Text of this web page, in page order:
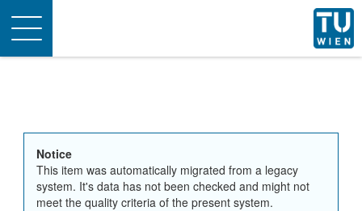
Toggle
navigation
Notice
This item was automatically migrated from a legacy
system. It's data has not been checked and might not
meet the quality criteria of the present system.